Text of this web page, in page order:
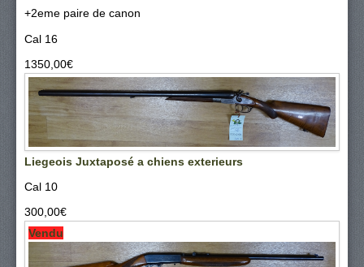
+2eme paire de canon
Cal 16
1350,00‎€
Liegeois Juxtaposé a chiens exterieurs
Cal 10
300,00‎€
Vendu